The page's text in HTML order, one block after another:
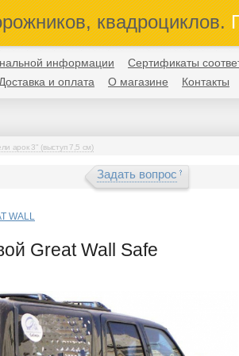
квадроциклов.
информации
Сертификаты
Доставка и оплата О магазине Контакты
арок 3" (выступ 7,5 см)
Задать вопрос
WALL
Great Wall Safe